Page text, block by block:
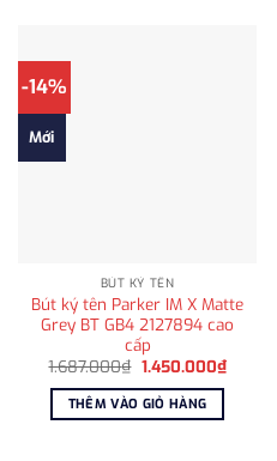
-14%
Mới
BÚT KÝ TÊN
Bút ký tên Parker IM X Matte
Grey BT GB4 2127894 cao
cấp
1.687.000₫ Giá
là:
1.687.000₫.
1.450.000₫Giá
hiện
THÊM VÀO GIỎ HÀNG